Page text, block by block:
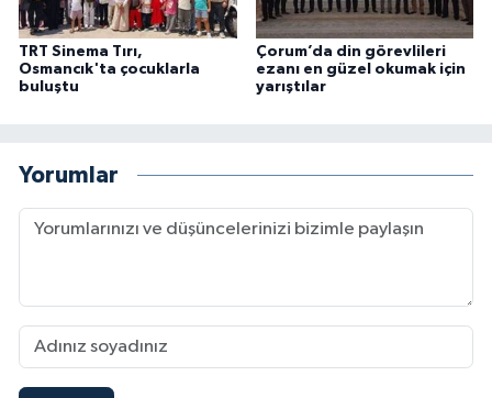
TRT Sinema Tırı,
Osmancık'ta çocuklarla
buluştu
Çorum’da din görevlileri
ezanı en güzel okumak için
yarıştılar
Yorumlar
Karaman Müftülüğü
Kars Müftülüğü
Kırıkkale Müftülüğü
Kırklareli Müftülüğü